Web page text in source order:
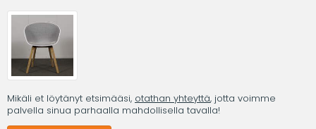
Mikäli et löytänyt etsimääsi, otathan yhteyttä, jotta voimme
palvella sinua parhaalla mahdollisella tavalla!